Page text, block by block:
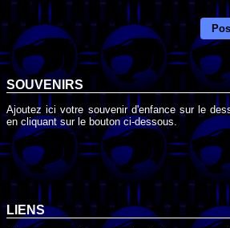
SOUVENIRS
Ajoutez ici votre souvenir d'enfance sur le
en cliquant sur le bouton ci-dessous.
LIENS